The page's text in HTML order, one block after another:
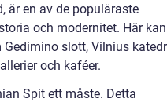
är en av de populäraste
och modernitet. Här kan
slott, Vilnius
och kaféer.
Spit ett måste. Detta